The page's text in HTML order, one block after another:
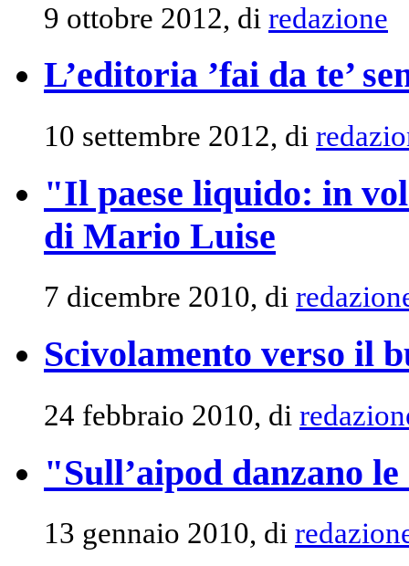
9 ottobre 2012, di redazione
L’editoria ’fai da te’
10 settembre 2012, di
"Il paese liquido: in
di Mario Luise
7 dicembre 2010, di
Scivolamento verso il
24 febbraio 2010, di
"Sull’aipod danzano
13 gennaio 2010, di